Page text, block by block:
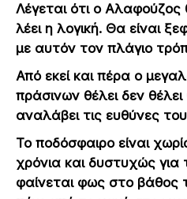
Λέγεται ότι ο Αλαφούζος
λέει η λογική. Θα είναι
με αυτόν τον πλάγιο
Από εκεί και πέρα ο
πράσινων θέλει δεν
αναλάβει τις ευθύνες
Το ποδόσφαιρο είναι
χρόνια και δυστυχώς για
φαίνεται φως στο βάθος